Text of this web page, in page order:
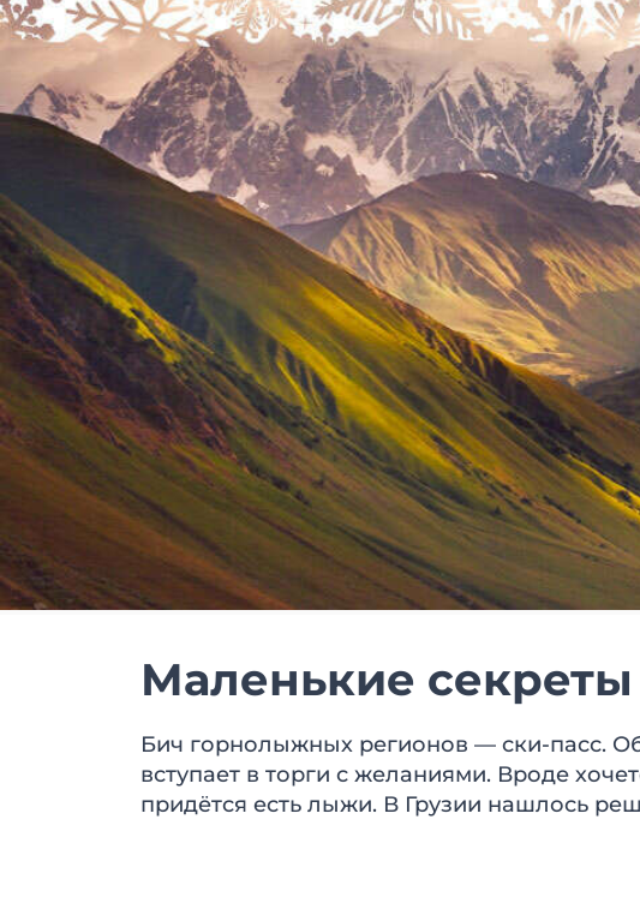
Маленькие
Бич горнолыжных регионов — ски-пасс.
вступает в торги с желаниями. Вроде
придётся есть лыжи. В Грузии нашлось